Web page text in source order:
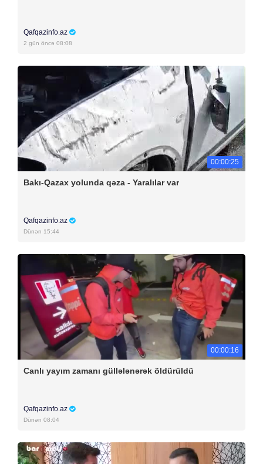
Qafqazinfo.az
2 gün öncə 08:08
00:00:25
Bakı-Qazax yolunda qəza - Yaralılar var
Qafqazinfo.az
Dünən 15:44
00:00:16
Canlı yayım zamanı güllələnərək öldürüldü
Qafqazinfo.az
Dünən 08:04